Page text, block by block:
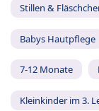
Stillen &
Babys Hautpflege
7-12 Monate
Kleinkinder im 3.